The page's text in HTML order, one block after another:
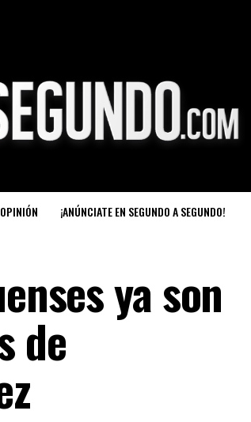
OPINIÓN ¡ANÚNCIATE EN SEGUNDO A SEGUNDO!
ya son
de